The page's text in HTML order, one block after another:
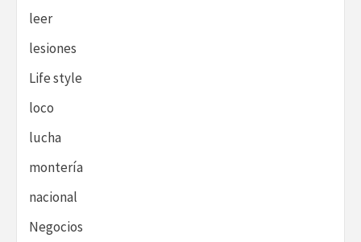
leer
lesiones
Life style
loco
lucha
montería
nacional
Negocios